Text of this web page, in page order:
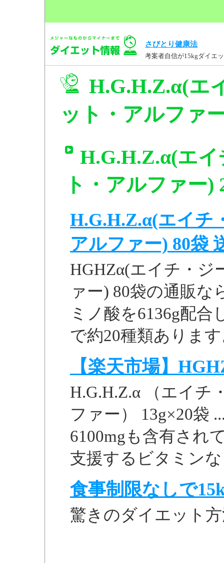
さびとり健康法
考案者自信が15kgダイエ
H.G.H.Z.α(エ
ット・アルファ
H.G.H.Z.α(エ
ト・アルファー)
H.G.H.Z.α(エイチ
アルファー) 80袋
HGHZα(エイチ・ジ
ァー) 80袋の通販
ミノ酸を6136g配合
で約20種類ありま
【楽天市場】
H.G.H.Z.α （エイチ
ファー） 13g×20袋
6100mgも含有され
支援するビタミン
食事制限なしで
驚きのダイエット